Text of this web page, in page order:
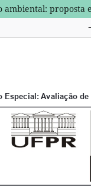
ambiental: